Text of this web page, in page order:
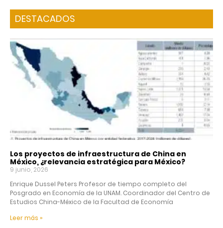
DESTACADOS
Los proyectos de infraestructura de China en
México, ¿relevancia estratégica para México?
9 junio, 2026
Enrique Dussel Peters Profesor de tiempo completo del
Posgrado en Economía de la UNAM. Coordinador del Centro de
Estudios China-México de la Facultad de Economía
Leer más »